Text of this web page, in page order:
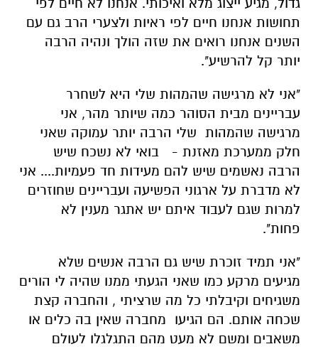
גדול, מגיע ייצוג מלא ואיכותי. אנחנו לא חיים לפי
תחושות אנחנו חיים לפי ראיות ולצערי הרב גם עם
השנים אנחנו רואים את שזה הולך ונהיה הרבה
יותר קל להרשיע".
"אני לא מרגישה שהמהות שלי היא לשחרר
עבריינים מבית הסוהר כמה שיותר מהר, אני
מרגישה שהמהות שלי הרבה יותר עמוקה שאני
חלק ממערכת מאזנת - בואי לא נשכח שיש
הרבה נאשמים שיש להם מעידות חד פעמיות.... אני
לא מדברת על ארגוני הפשיעה ועבריינים שחוזרים
למרות שגם לעבוד איתם יש אתגר מענין לא
פחות".
"אני תמיד זוכרת שיש גם הרבה אנשים שלא
מגיעים מרקע כמו שאני הגעתי ממנו שהיה לי הורים
משגיחים וקיבלתי כל מה שרציתי , והחברה קצת
שכחה אותם. הם הגיעו מחברה שאין בה כלים או
משאבים ומשם לא מעט מהם התגלגלו לעולם